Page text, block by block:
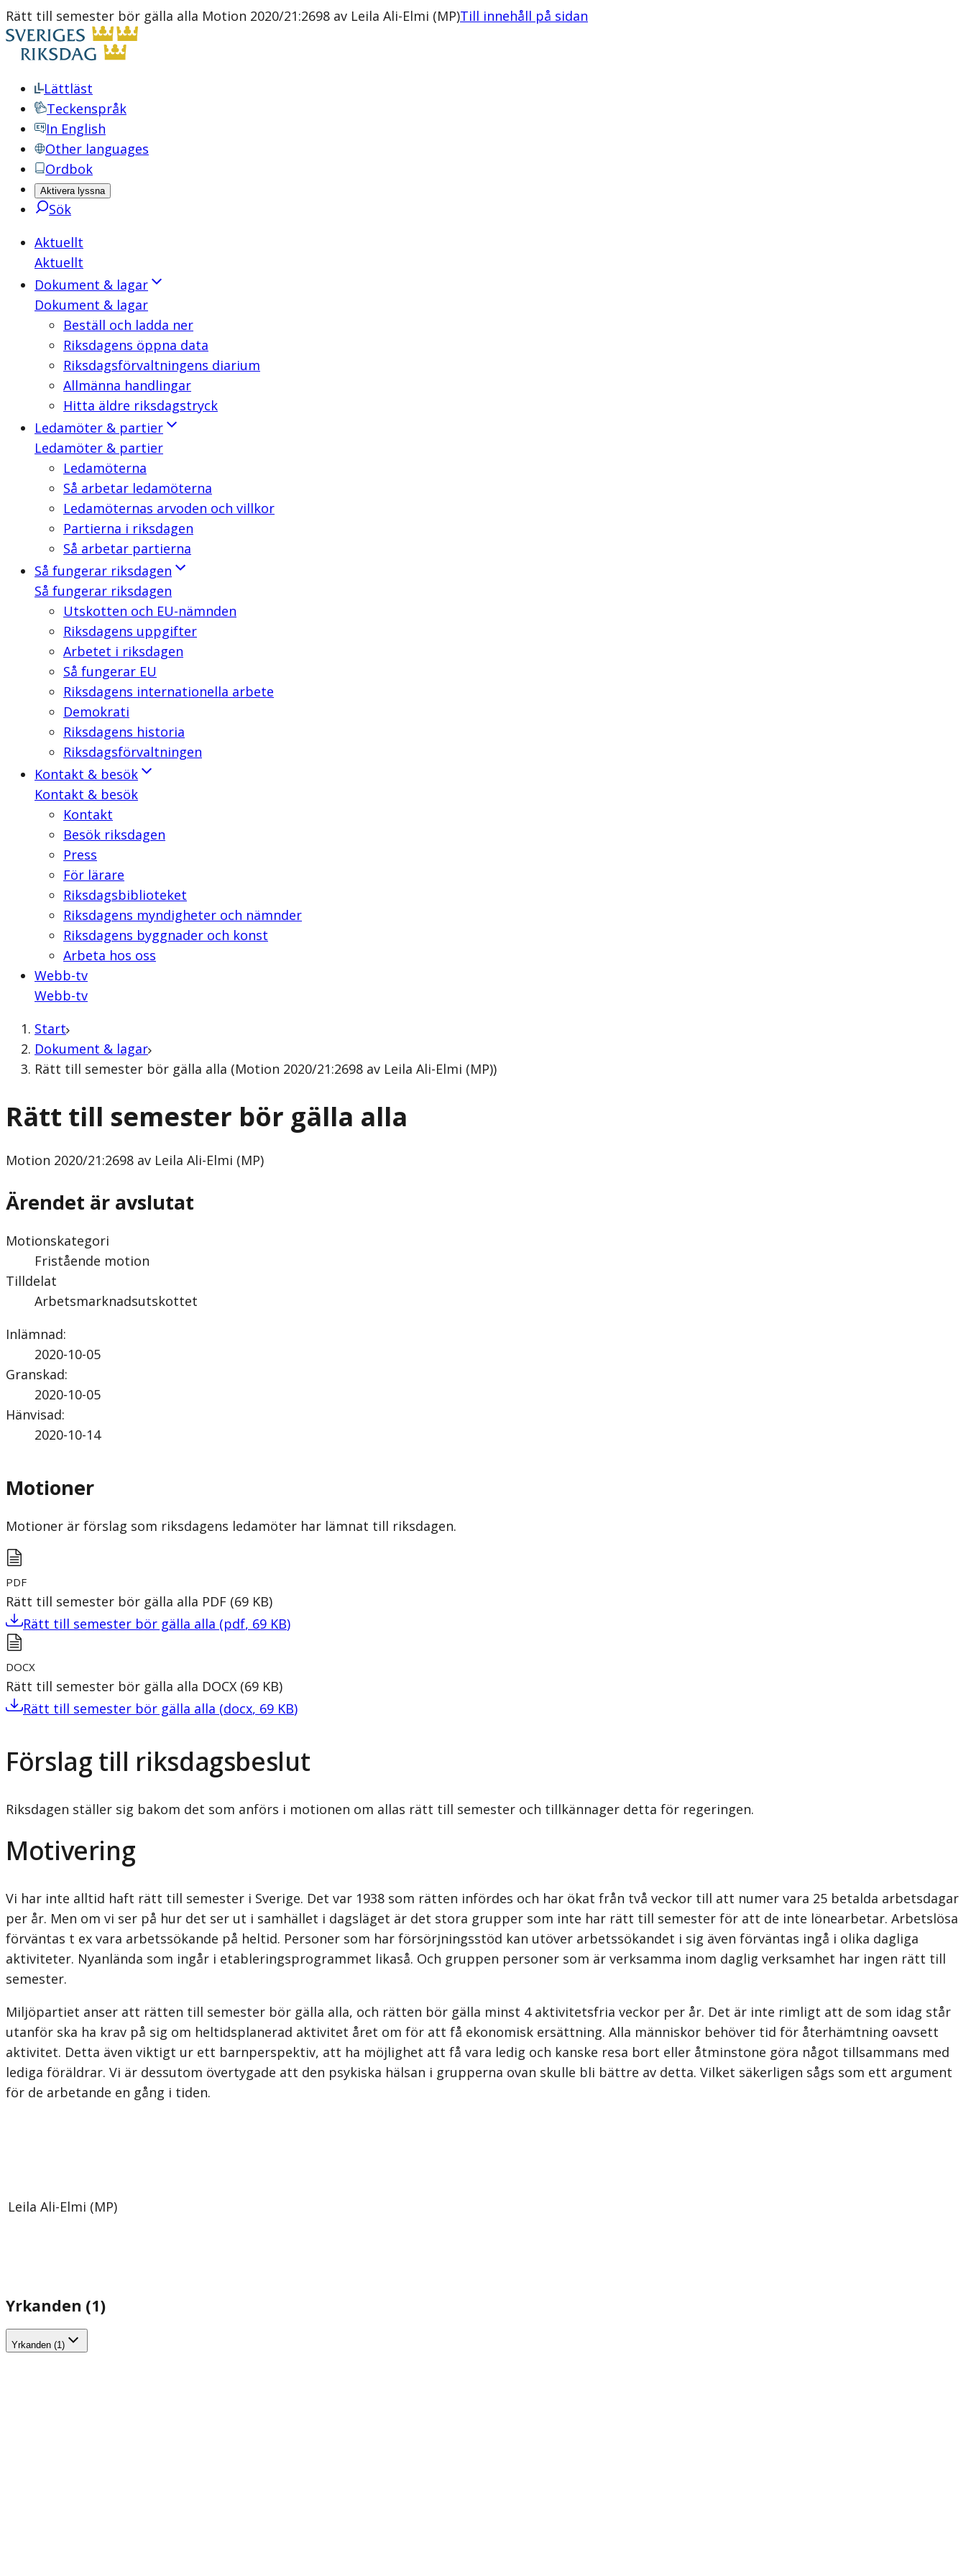
Rätt till semester bör gälla alla Motion 2020/21:2698 av Leila Ali-Elmi (MP)Till innehåll på sidan
Lättläst
Teckenspråk
In English
Other languages
Ordbok
Aktivera lyssna
Sök
Aktuellt
Aktuellt
Dokument & lagar
Dokument & lagar
Beställ och ladda ner
Riksdagens öppna data
Riksdagsförvaltningens diarium
Allmänna handlingar
Hitta äldre riksdagstryck
Ledamöter & partier
Ledamöter & partier
Ledamöterna
Så arbetar ledamöterna
Ledamöternas arvoden och villkor
Partierna i riksdagen
Så arbetar partierna
Så fungerar riksdagen
Så fungerar riksdagen
Utskotten och EU-nämnden
Riksdagens uppgifter
Arbetet i riksdagen
Så fungerar EU
Riksdagens internationella arbete
Demokrati
Riksdagens historia
Riksdagsförvaltningen
Kontakt & besök
Kontakt & besök
Kontakt
Besök riksdagen
Press
För lärare
Riksdagsbiblioteket
Riksdagens myndigheter och nämnder
Riksdagens byggnader och konst
Arbeta hos oss
Webb-tv
Webb-tv
Start
Dokument & lagar
Rätt till semester bör gälla alla (Motion 2020/21:2698 av Leila Ali-Elmi (MP))
Rätt till semester bör gälla alla
Motion 2020/21:2698 av Leila Ali-Elmi (MP)
Ärendet är avslutat
Motionskategori
Fristående motion
Tilldelat
Arbetsmarknadsutskottet
Inlämnad:
2020-10-05
Granskad:
2020-10-05
Hänvisad:
2020-10-14
Motioner
Motioner är förslag som riksdagens ledamöter har lämnat till riksdagen.
PDF
Rätt till semester bör gälla alla PDF (69 KB)
Rätt till semester bör gälla alla (pdf, 69 KB)
DOCX
Rätt till semester bör gälla alla DOCX (69 KB)
Rätt till semester bör gälla alla (docx, 69 KB)
Förslag till riksdagsbeslut
Riksdagen ställer sig bakom det som anförs i motionen om allas rätt till semester och tillkännager detta för regeringen.
Motivering
Vi har inte alltid haft rätt till semester i Sverige. Det var 1938 som rätten infördes och har ökat från två veckor till att numer vara 25 betalda arbetsdagar
per år. Men om vi ser på hur det ser ut i samhället i dagsläget är det stora grupper som inte har rätt till semester för att de inte lönearbetar. Arbetslösa
förväntas t ex vara arbetssökande på heltid. Personer som har försörjningsstöd kan utöver arbetssökandet i sig även förväntas ingå i olika dag­liga
aktiviteter. Nyanlända som ingår i etableringsprogrammet likaså. Och gruppen per­soner som är verksamma inom daglig verksamhet har ingen rätt till
semester.
Miljöpartiet anser att rätten till semester bör gälla alla, och rätten bör gälla minst 4 aktivitetsfria veckor per år. Det är inte rimligt att de som idag står
utanför ska ha krav på sig om heltidsplanerad aktivitet året om för att få ekonomisk ersättning. Alla människor behöver tid för återhämtning oavsett
aktivitet. Detta även viktigt ur ett barnperspektiv, att ha möjlighet att få vara ledig och kanske resa bort eller åtminstone göra något till­sammans med
lediga föräldrar. Vi är dessutom övertygade att den psykiska hälsan i grupperna ovan skulle bli bättre av detta. Vilket säkerligen sågs som ett argument
för de arbetande en gång i tiden.
Leila Ali-Elmi (MP)
Yrkanden (1)
Yrkanden (1)